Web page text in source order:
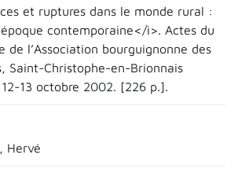
et ruptures dans le monde rural :
contemporaine</i>. Actes du
de l’Association bourguignonne des
Saint-Christophe-en-Brionnais
13 octobre 2002. [226 p.].
Hervé